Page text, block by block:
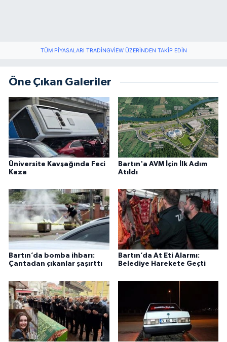
TÜM PIYASALARI TRADINGVIEW ÜZERINDEN TAKIP EDIN
Öne Çıkan Galeriler
Üniversite Kavşağında Feci
Kaza
Bartın'a AVM İçin İlk Adım
Atıldı
Bartın’da bomba ihbarı:
Çantadan çıkanlar şaşırttı
Bartın’da At Eti Alarmı:
Belediye Harekete Geçti